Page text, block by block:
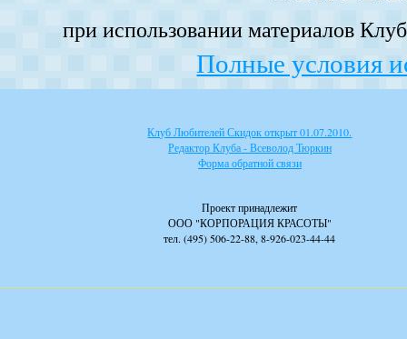
при использовании материалов
Полные условия
Клуб Любителей Скидок открыт 01.07.2010.
Редактор Клуба - Всеволод Тюркин
Форма обратной связи
Проект принадлежит
ООО "КОРПОРАЦИЯ КРАСОТЫ"
тел. (495) 506-22-88, 8-926-023-44-44